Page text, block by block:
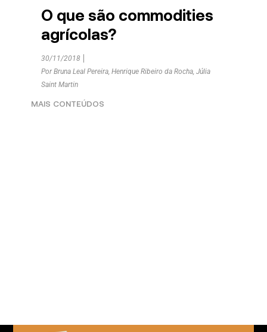
O que são commodities
agrícolas?
30/11/2018
Por Bruna Leal Pereira, Henrique Ribeiro da Rocha, Júlia
Saint Martin